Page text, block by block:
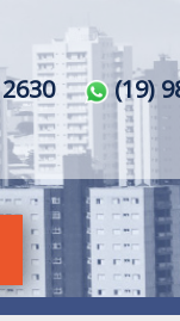
(19)